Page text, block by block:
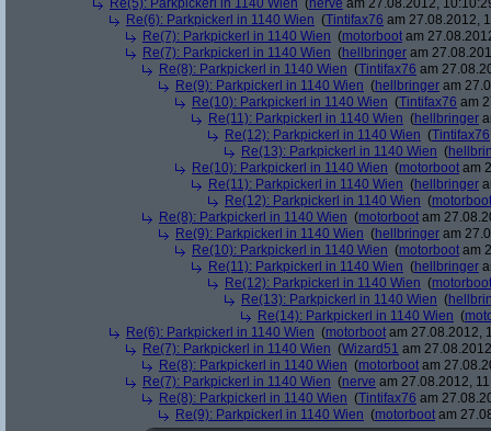
Re(5): Parkpickerl in 1140 Wien (nerve am 27.08.2012,
Re(6): Parkpickerl in 1140 Wien (Tintifax76 am 27.08.2012,
Re(7): Parkpickerl in 1140 Wien (motorboot am
Re(7): Parkpickerl in 1140 Wien (hellbringer am
Re(8): Parkpickerl in 1140 Wien (Tintifax76 am
Re(9): Parkpickerl in 1140 Wien (hellbringer am
Re(10): Parkpickerl in 1140 Wien (Tintifax76 am
Re(11): Parkpickerl in 1140 Wien (hellbringer
Re(12): Parkpickerl in 1140 Wien (Tintifax76
Re(13): Parkpickerl in 1140 Wien (
Re(10): Parkpickerl in 1140 Wien (motorboot am
Re(11): Parkpickerl in 1140 Wien (hellbringer
Re(12): Parkpickerl in 1140 Wien (motorboot
Re(8): Parkpickerl in 1140 Wien (motorboot am
Re(9): Parkpickerl in 1140 Wien (hellbringer am
Re(10): Parkpickerl in 1140 Wien (motorboot am
Re(11): Parkpickerl in 1140 Wien (hellbringer
Re(12): Parkpickerl in 1140 Wien (motorboot
Re(13): Parkpickerl in 1140 Wien (
Re(14): Parkpickerl in 1140 Wien (
Re(6): Parkpickerl in 1140 Wien (motorboot am 27.08.2012,
Re(7): Parkpickerl in 1140 Wien (Wizard51 am
Re(8): Parkpickerl in 1140 Wien (motorboot am
Re(7): Parkpickerl in 1140 Wien (nerve am 27.08.2012,
Re(8): Parkpickerl in 1140 Wien (Tintifax76 am
Re(9): Parkpickerl in 1140 Wien (motorboot am